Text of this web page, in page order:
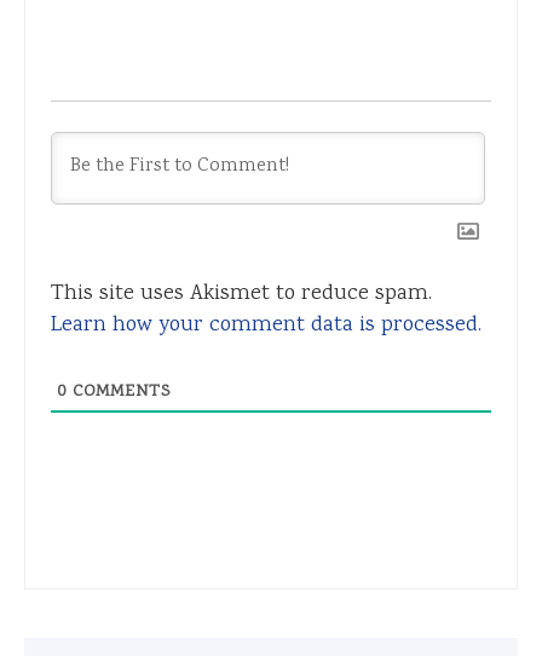
This site uses Akismet to reduce spam.
Learn how your comment data is processed.
0 COMMENTS